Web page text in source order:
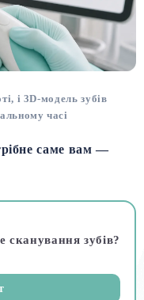
і 3D-модель зубів
часі
саме вам —
зубів?